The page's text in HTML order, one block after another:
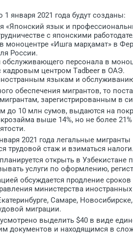
января 2021 года будут созданы:
«Японский язык и
с японскими
моноцентре «Ишга марҳамат» в
России.
персонала в
кадровым центром Тadbeer в ОАЭ.
языкам и
обеспечения мигрантов, то
зарегистрированным в
до 10 млн сумов, выдаются на
выше 14%, но не более
2021 года легальные
трудовой стаж и взиматься
открыть в
услуги по оформлению,
обсуждается продление
министерства
Самаре,
миграции.
выделить $40 в виде
документов и находящимся в